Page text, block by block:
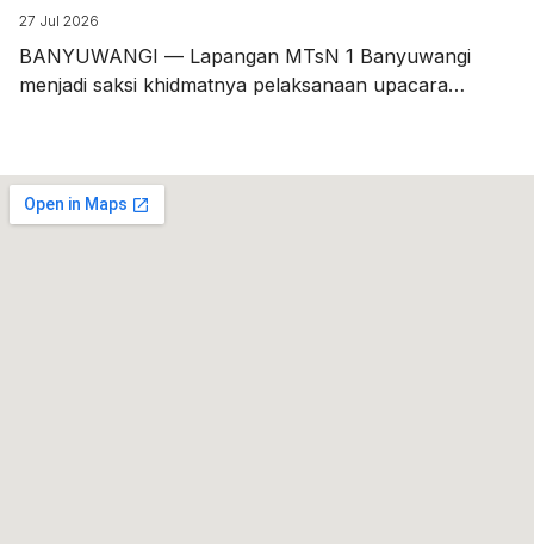
Bendera Berbahasa Inggris
27 Jul 2026
BANYUWANGI — Lapangan MTsN 1 Banyuwangi
menjadi saksi khidmatnya pelaksanaan upacara
menggunakan Bahasa Inggris, menunjukkan
komitmen sekolah dalam membiasakan kemampuan
berbahasa asing bagi para siswanya. Bertindak